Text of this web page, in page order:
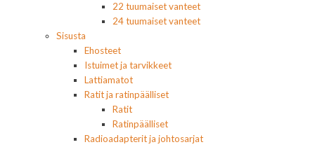
22 tuumaiset vanteet
24 tuumaiset vanteet
Sisusta
Ehosteet
Istuimet ja tarvikkeet
Lattiamatot
Ratit ja ratinpäälliset
Ratit
Ratinpäälliset
Radioadapterit ja johtosarjat